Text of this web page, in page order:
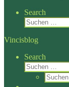
Search
Suche
Vincisblog
Search
Suche
Suche